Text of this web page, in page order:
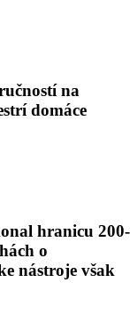
na
domáce
hranicu 200-
o
nástroje však